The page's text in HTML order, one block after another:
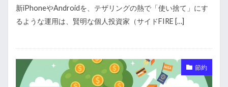
新iPhoneやAndroidを、テザリングの熱で「使い捨て」にす
るような運用は、賢明な個人投資家（サイドFIRE […]
節約